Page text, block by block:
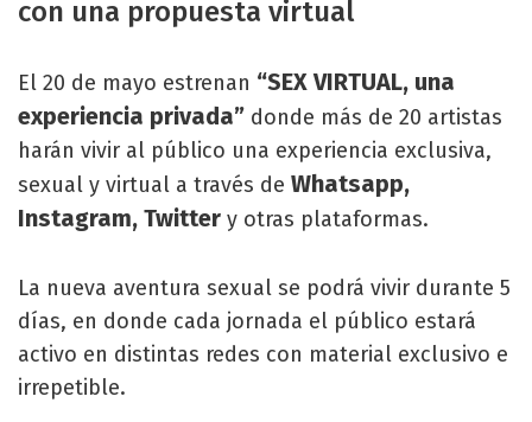
con una propuesta virtual
El 20 de mayo estrenan “SEX VIRTUAL, una
experiencia privada” donde más de 20 artistas
harán vivir al público una experiencia exclusiva,
sexual y virtual a través de Whatsapp,
Instagram, Twitter y otras plataformas.
La nueva aventura sexual se podrá vivir durante 5
días, en donde cada jornada el público estará
activo en distintas redes con material exclusivo e
irrepetible.